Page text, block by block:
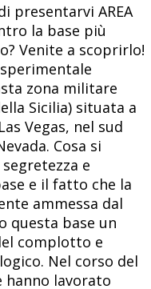
presentarvi AREA
la base più
Venite a scoprirlo!
sperimentale
zona militare
Sicilia) situata a
Vegas, nel sud
Cosa si
e
e il fatto che la
ammessa dal
questa base un
complotto e
Nel corso del
hanno lavorato